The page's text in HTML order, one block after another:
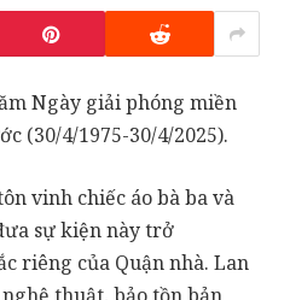
Ngày giải phóng miền
(30/4/1975-30/4/2025).
vinh chiếc áo bà ba và
sự kiện này trở
riêng của Quận nhà. Lan
thuật, bảo tồn bản